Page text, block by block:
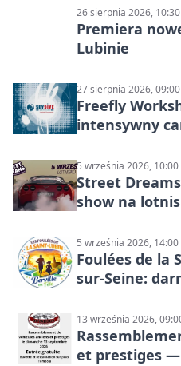
26 sierpnia 2026, 10:30
Premiera
Lubinie
27 sierpnia 2026, 09:00
Freefly
intensywny
5 września 2026, 10:00
Street
show na
5 września 2026, 14:00
Foulées de la
sur-Seine:
13 września 2026,
et prestiges